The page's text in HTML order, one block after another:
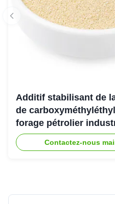
Additif stabilisant de
de
forage pétrolier
Contactez-nous